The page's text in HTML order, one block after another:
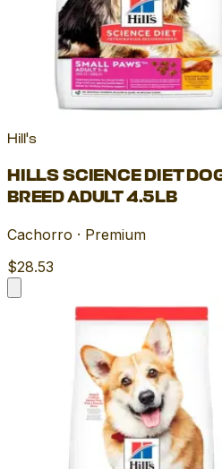
Hill's
HILLS SCIENCE DIET
BREED ADULT 4.5LB
Cachorro · Premium
$28.53